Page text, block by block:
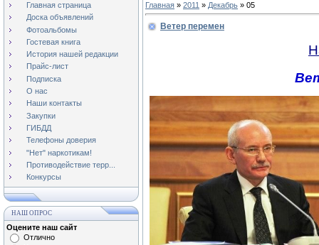
Главная страница
Доска объявлений
Фотоальбомы
Гостевая книга
История нашей редакции
Прайс-лист
Подписка
О нас
Наши контакты
Закупки
ГИБДД
Телефоны доверия
"Нет" наркотикам!
Противодействие терр...
Конкурсы
НАШ ОПРОС
Оцените наш сайт
Отлично
Главная » 2011 » Декабрь » 05
Ветер перемен